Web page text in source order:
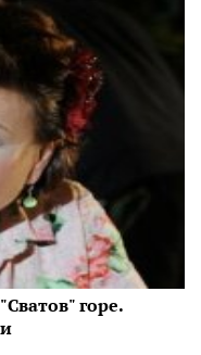
горе.